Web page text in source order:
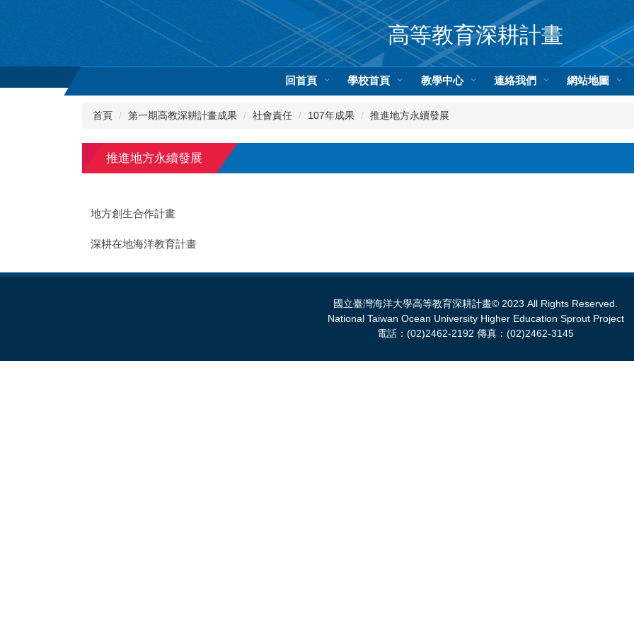
內
高等教育深耕計畫
回首頁 學校首頁 教學中心 連絡我們 網站地圖
首頁 第一期高教深耕計畫成果 社會責任 107年成果 推進地方永續發展
推進地方永續發展
地方創生合作計畫
深耕在地海洋教育計畫
國立臺灣海洋大學高等教育深耕計畫© 2023 All Rights Reserved.
National Taiwan Ocean University Higher Education Sprout Project
電話：(02)2462-2192 傳真：(02)2462-3145